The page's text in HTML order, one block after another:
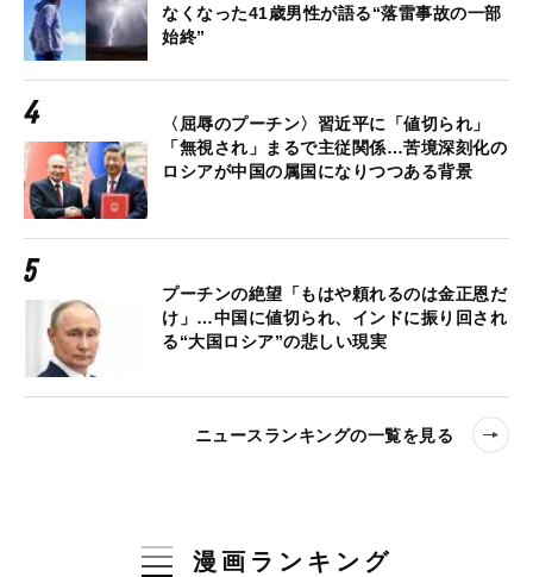
なくなった41歳男性が語る“落雷事故の一部
始終”
〈屈辱のプーチン〉習近平に「値切られ」
「無視され」まるで主従関係…苦境深刻化の
ロシアが中国の属国になりつつある背景
プーチンの絶望「もはや頼れるのは金正恩だ
け」…中国に値切られ、インドに振り回され
る“大国ロシア”の悲しい現実
ニュースランキングの一覧を見る
漫画ランキング